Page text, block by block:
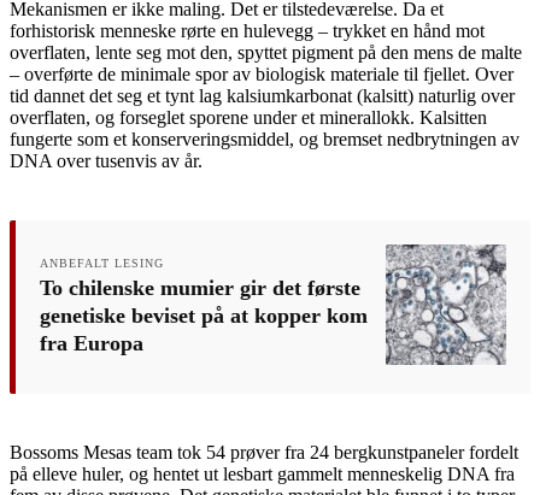
Mekanismen er ikke maling. Det er tilstedeværelse. Da et
forhistorisk menneske rørte en hulevegg – trykket en hånd mot
overflaten, lente seg mot den, spyttet pigment på den mens de malte
– overførte de minimale spor av biologisk materiale til fjellet. Over
tid dannet det seg et tynt lag kalsiumkarbonat (kalsitt) naturlig over
overflaten, og forseglet sporene under et minerallokk. Kalsitten
fungerte som et konserveringsmiddel, og bremset nedbrytningen av
DNA over tusenvis av år.
ANBEFALT LESING
To chilenske mumier gir det første
genetiske beviset på at kopper kom
fra Europa
Bossoms Mesas team tok 54 prøver fra 24 bergkunstpaneler fordelt
på elleve huler, og hentet ut lesbart gammelt menneskelig DNA fra